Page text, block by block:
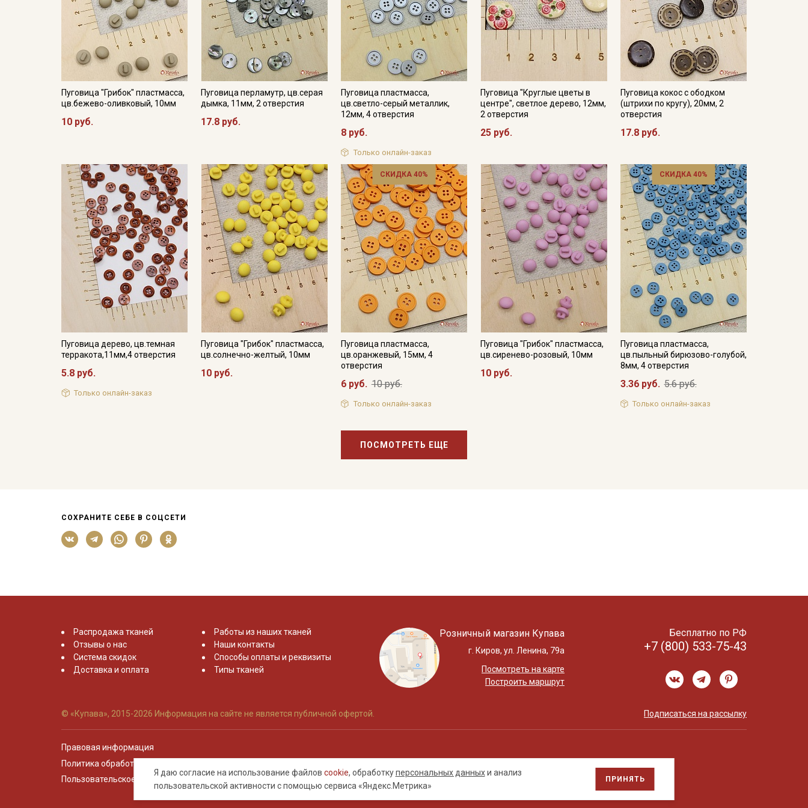
Пуговица "Грибок" пластмасса,
цв.бежево-оливковый, 10мм
10 руб.
Пуговица перламутр, цв.серая
дымка, 11мм, 2 отверстия
17.8 руб.
Пуговица пластмасса,
цв.светло-серый металлик,
12мм, 4 отверстия
8 руб.
Только онлайн-заказ
Пуговица "Круглые цветы в
центре", светлое дерево, 12мм,
2 отверстия
25 руб.
Пуговица кокос с ободком
(штрихи по кругу), 20мм, 2
отверстия
17.8 руб.
Пуговица дерево, цв.темная
терракота,11мм,4 отверстия
5.8 руб.
Только онлайн-заказ
Пуговица "Грибок" пластмасса,
цв.солнечно-желтый, 10мм
10 руб.
СКИДКА 40%
Пуговица пластмасса,
цв.оранжевый, 15мм, 4
отверстия
6 руб. 10 руб.
Только онлайн-заказ
Пуговица "Грибок" пластмасса,
цв.сиренево-розовый, 10мм
10 руб.
СКИДКА 40%
Пуговица пластмасса,
цв.пыльный бирюзово-голубой,
8мм, 4 отверстия
3.36 руб. 5.6 руб.
Только онлайн-заказ
ПОСМОТРЕТЬ ЕЩЕ
СОХРАНИТЕ СЕБЕ В СОЦСЕТИ
Я даю согласие на использование файлов cookie, обработкуперсональных данныхи анализ
пользовательской активности с помощью сервиса «Яндекс.Метрика»
ПРИНЯТЬ
Распродажа тканей
Отзывы о нас
Система скидок
Доставка и оплата
Работы из наших тканей
Наши контакты
Способы оплаты и реквизиты
Типы тканей
Розничный магазин Купава
г. Киров, ул. Ленина, 79а
Посмотреть на карте
Построить маршрут
Бесплатно по РФ
+7 (800) 533-75-43
© «Купава», 2015-2026 Информация на сайте не является публичной офертой. Подписаться на рассылку
Правовая информация
Политика обработки персональных данных
Пользовательское соглашение
Подписаться
Ознакомлен(а) сПолитикой обработки персональных
данных
и даюСогласие на обработку персональных
данных
Согласие на получение рекламных и
информационных рассылок